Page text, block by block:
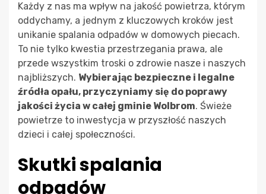
Każdy z nas ma wpływ na jakość powietrza, którym
oddychamy, a jednym z kluczowych kroków jest
unikanie spalania odpadów w domowych piecach.
To nie tylko kwestia przestrzegania prawa, ale
przede wszystkim troski o zdrowie nasze i naszych
najbliższych. Wybierając bezpieczne i legalne
źródła opału, przyczyniamy się do poprawy
jakości życia w całej gminie Wolbrom. Świeże
powietrze to inwestycja w przyszłość naszych
dzieci i całej społeczności.
Skutki spalania
odpadów